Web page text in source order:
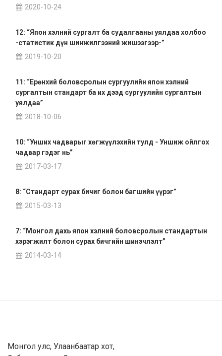
2020-10-24
12: “Япон хэлний сургалт ба судалгааны уялдаа холбоо
-статистик дүн шинжилгээний жишээгээр-”
2019-10-20
11: “Ерөнхий боловсролын сургуулийн япон хэлний
сургалтын стандарт ба их дээд сургуулийн сургалтын
уялдаа”
2018-10-06
10: “Унших чадварыг хөгжүүлэхийн тулд - Уншиж ойлгох
чадвар гэдэг нь”
2017-03-17
8: “Стандарт сурах бичиг болон багшийн үүрэг”
2015-03-13
7: “Монгол дахь япон хэлний боловсролын стандартын
хэрэгжилт болон сурах бичгийн шинэчлэлт”
2014-03-14
Монгол улс, Улаанбаатар хот,